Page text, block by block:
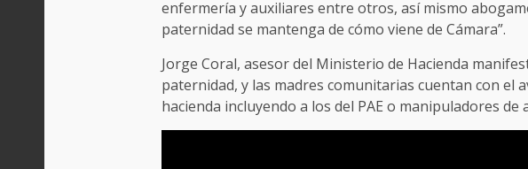
enfermería y auxiliares entre otros, así mismo
paternidad se mantenga de cómo viene de Cámara”.
Jorge Coral, asesor del Ministerio de Hacienda
paternidad, y las madres comunitarias cuentan con el
hacienda incluyendo a los del PAE o manipuladores de